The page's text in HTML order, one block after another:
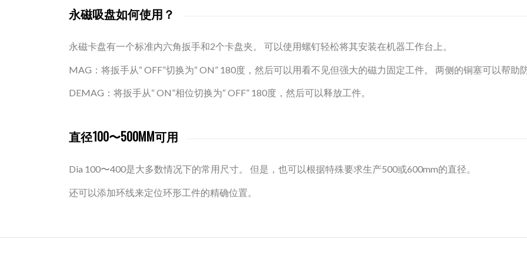
永磁吸盘如何使用？
永磁卡盘有一个标准内六角扳手和2个卡盘夹。 可以使用螺钉轻松将其安装在机器工作台上。
MAG：将扳手从“ OFF”切换为“ ON” 180度，然后可以用看不见但强大的磁力固定工件。 两侧的铜塞可以帮助
DEMAG：将扳手从“ ON”相位切换为“ OFF” 180度，然后可以释放工件。
直径100〜500MM可用
Dia 100〜400是大多数情况下的常用尺寸。 但是，也可以根据特殊要求生产500或600mm的直径。
还可以添加环线来定位环形工件的精确位置。